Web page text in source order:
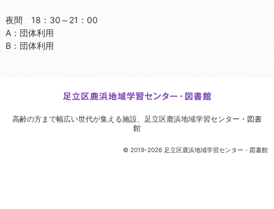
夜間 18：30～21：00
A：団体利用
B：団体利用
© 2019-2026 足立区鹿浜地域学習センター・図書館
高齢の方まで幅広い世代が集える施設、
足立区鹿浜地域学習センター・図書
館